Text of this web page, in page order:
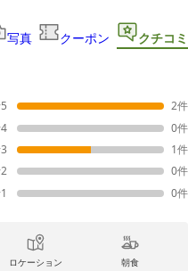
写真 クーポン クチコミ
5 2件
4
0件
3
1件
2
0件
1
0件
ロケーション 朝食